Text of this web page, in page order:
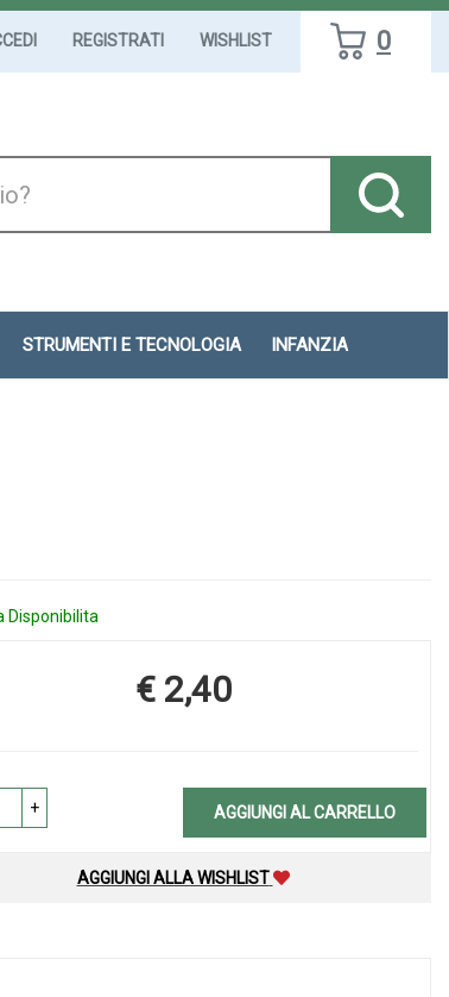
REGISTRATI WISHLIST 0
STRUMENTI E TECNOLOGIA INFANZIA
Disponibilita
Prezzo
€ 2,40
+ AGGIUNGI AL CARRELLO
AGGIUNGI ALLA WISHLIST